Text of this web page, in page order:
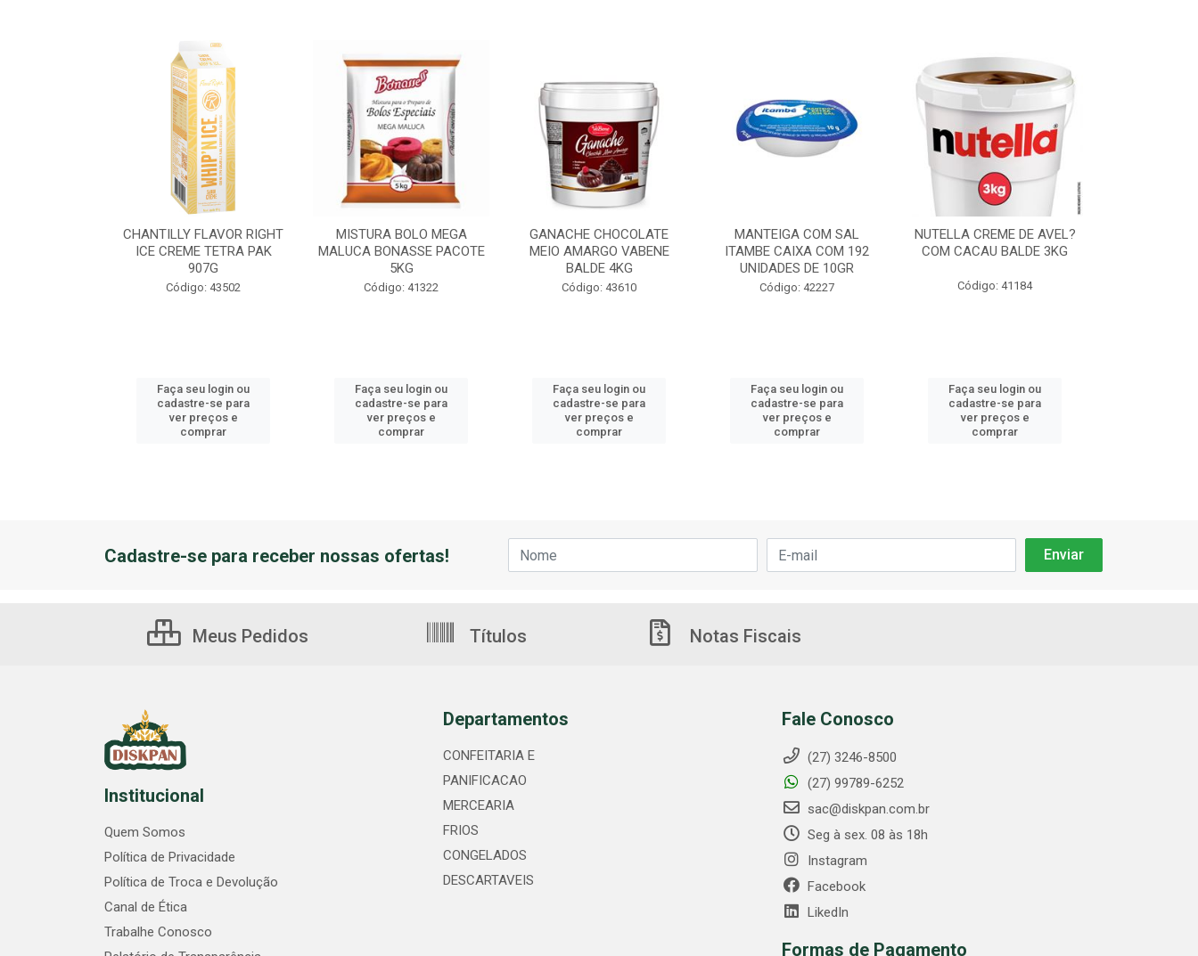
CHANTILLY FLAVOR RIGHT
ICE CREME TETRA PAK
907G
Código: 43502
Faça seu login ou
cadastre-se para
ver preços e
comprar
MISTURA BOLO MEGA
MALUCA BONASSE PACOTE
5KG
Código: 41322
Faça seu login ou
cadastre-se para
ver preços e
comprar
GANACHE CHOCOLATE
MEIO AMARGO VABENE
BALDE 4KG
Código: 43610
Faça seu login ou
cadastre-se para
ver preços e
comprar
MANTEIGA COM SAL
ITAMBE CAIXA COM 192
UNIDADES DE 10GR
Código: 42227
Faça seu login ou
cadastre-se para
ver preços e
comprar
NUTELLA CREME DE AVEL?
COM CACAU BALDE 3KG
Código: 41184
Faça seu login ou
cadastre-se para
ver preços e
comprar
Cadastre-se para receber nossas ofertas!
Meus Pedidos Títulos Notas Fiscais
Institucional
Quem Somos
Política de Privacidade
Política de Troca e Devolução
Canal de Ética
Trabalhe Conosco
Departamentos
CONFEITARIA E
PANIFICACAO
MERCEARIA
FRIOS
CONGELADOS
DESCARTAVEIS
Fale Conosco
(27) 3246-8500
(27) 99789-6252
sac@diskpan.com.br
Seg à sex. 08 às 18h
Instagram
Facebook
LikedIn
Formas de Pagamento